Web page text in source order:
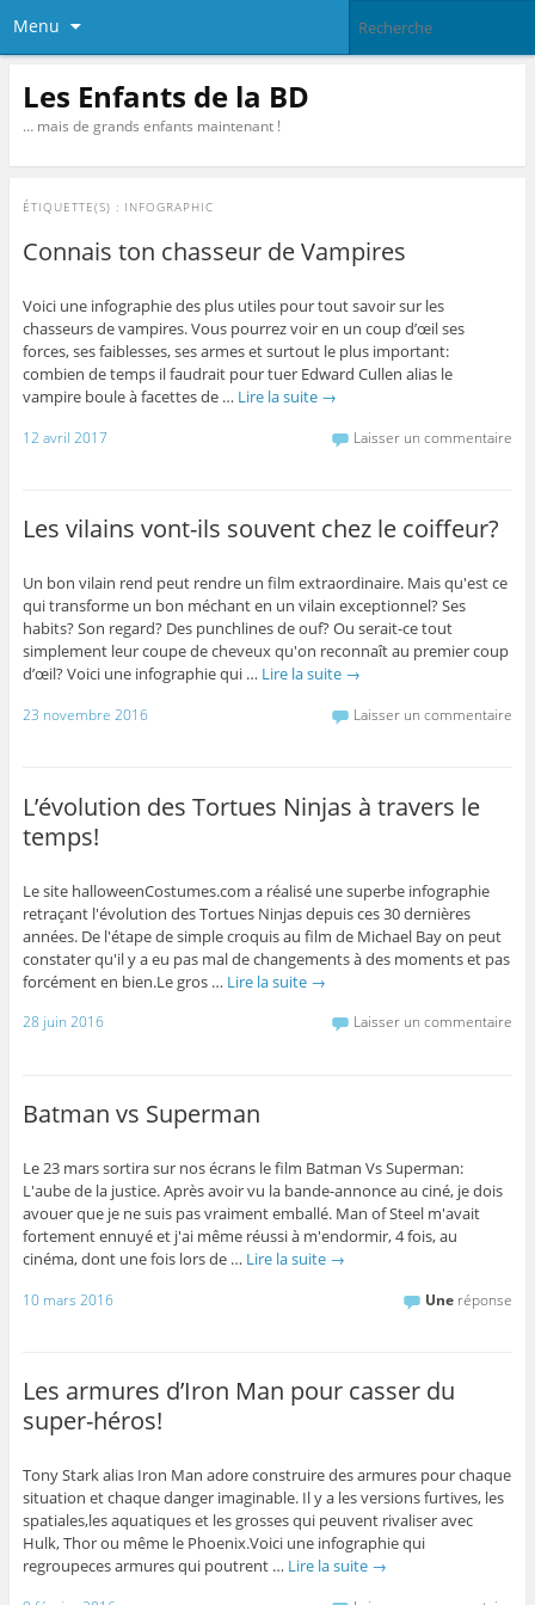
Menu
Les Enfants de la BD
… mais de grands enfants maintenant !
ÉTIQUETTE(S) : INFOGRAPHIC
Connais ton chasseur de Vampires
Voici une infographie des plus utiles pour tout savoir sur les
chasseurs de vampires. Vous pourrez voir en un coup d’œil ses
forces, ses faiblesses, ses armes et surtout le plus important:
combien de temps il faudrait pour tuer Edward Cullen alias le
vampire boule à facettes de … Lire la suite →
12 avril 2017 Laisser un commentaire
Les vilains vont-ils souvent chez le coiffeur?
Un bon vilain rend peut rendre un film extraordinaire. Mais qu'est ce
qui transforme un bon méchant en un vilain exceptionnel? Ses
habits? Son regard? Des punchlines de ouf? Ou serait-ce tout
simplement leur coupe de cheveux qu'on reconnaît au premier coup
d’œil? Voici une infographie qui … Lire la suite →
23 novembre 2016 Laisser un commentaire
L’évolution des Tortues Ninjas à travers le
temps!
Le site halloweenCostumes.com a réalisé une superbe infographie
retraçant l'évolution des Tortues Ninjas depuis ces 30 dernières
années. De l'étape de simple croquis au film de Michael Bay on peut
constater qu'il y a eu pas mal de changements à des moments et pas
forcément en bien.Le gros … Lire la suite →
28 juin 2016 Laisser un commentaire
Batman vs Superman
Le 23 mars sortira sur nos écrans le film Batman Vs Superman:
L'aube de la justice. Après avoir vu la bande-annonce au ciné, je dois
avouer que je ne suis pas vraiment emballé. Man of Steel m'avait
fortement ennuyé et j'ai même réussi à m'endormir, 4 fois, au
cinéma, dont une fois lors de … Lire la suite →
10 mars 2016 Une réponse
Les armures d’Iron Man pour casser du
super-héros!
Tony Stark alias Iron Man adore construire des armures pour chaque
situation et chaque danger imaginable. Il y a les versions furtives, les
spatiales,les aquatiques et les grosses qui peuvent rivaliser avec
Hulk, Thor ou même le Phoenix.Voici une infographie qui
regroupeces armures qui poutrent … Lire la suite →